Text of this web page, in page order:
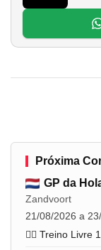
Próxima
GP da
Zandvoort
21/08/2026 a
🏋️‍♂️ Treino Livre 1